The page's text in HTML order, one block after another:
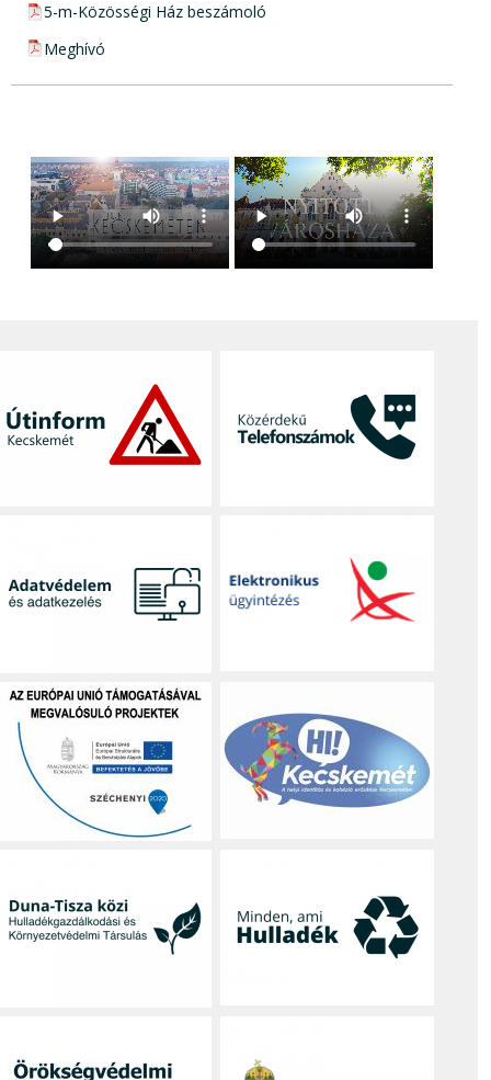
pdf csatolmány:
5-m-Közösségi Ház beszámoló
pdf csatolmány:
Meghívó